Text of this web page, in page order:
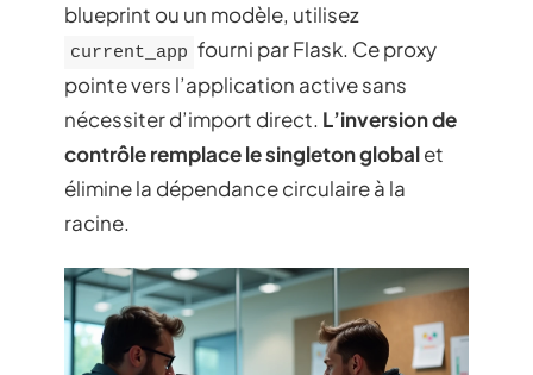
blueprint ou un modèle, utilisez
current_app fourni par Flask. Ce proxy
pointe vers l’application active sans
nécessiter d’import direct. L’inversion de
contrôle remplace le singleton globalet
élimine la dépendance circulaire à la
racine.